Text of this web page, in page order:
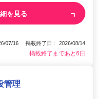
を見る
07/16 掲載終了日： 2026/08/14
掲載終了まであと6日
管理